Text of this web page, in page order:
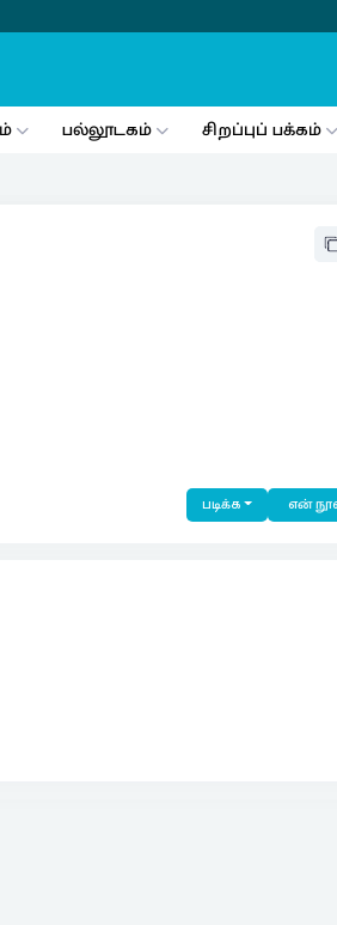
பல்லூடகம் சிறப்புப் பக்கம்
படிக்க என்